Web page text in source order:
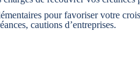
pour favoriser votre
cautions d’entreprises.